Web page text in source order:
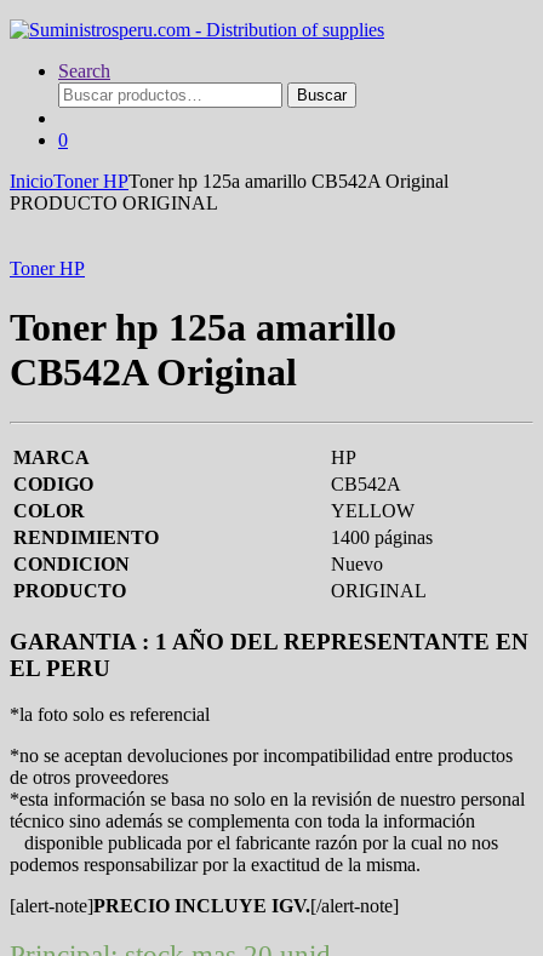
Search
Buscar
por:
Buscar
0
InicioToner HPToner hp 125a amarillo CB542A Original
PRODUCTO ORIGINAL
Toner HP
Toner hp 125a amarillo
CB542A Original
MARCA
HP
CODIGO
CB542A
COLOR
YELLOW
RENDIMIENTO
1400 páginas
CONDICION
Nuevo
PRODUCTO
ORIGINAL
GARANTIA : 1 AÑO DEL REPRESENTANTE EN
EL PERU
*la foto solo es referencial
*no se aceptan devoluciones por incompatibilidad entre productos
de otros proveedores
*esta información se basa no solo en la revisión de nuestro personal
técnico sino además se complementa con toda la información
disponible publicada por el fabricante razón por la cual no nos
podemos responsabilizar por la exactitud de la misma.
[alert-note]PRECIO INCLUYE IGV.[/alert-note]